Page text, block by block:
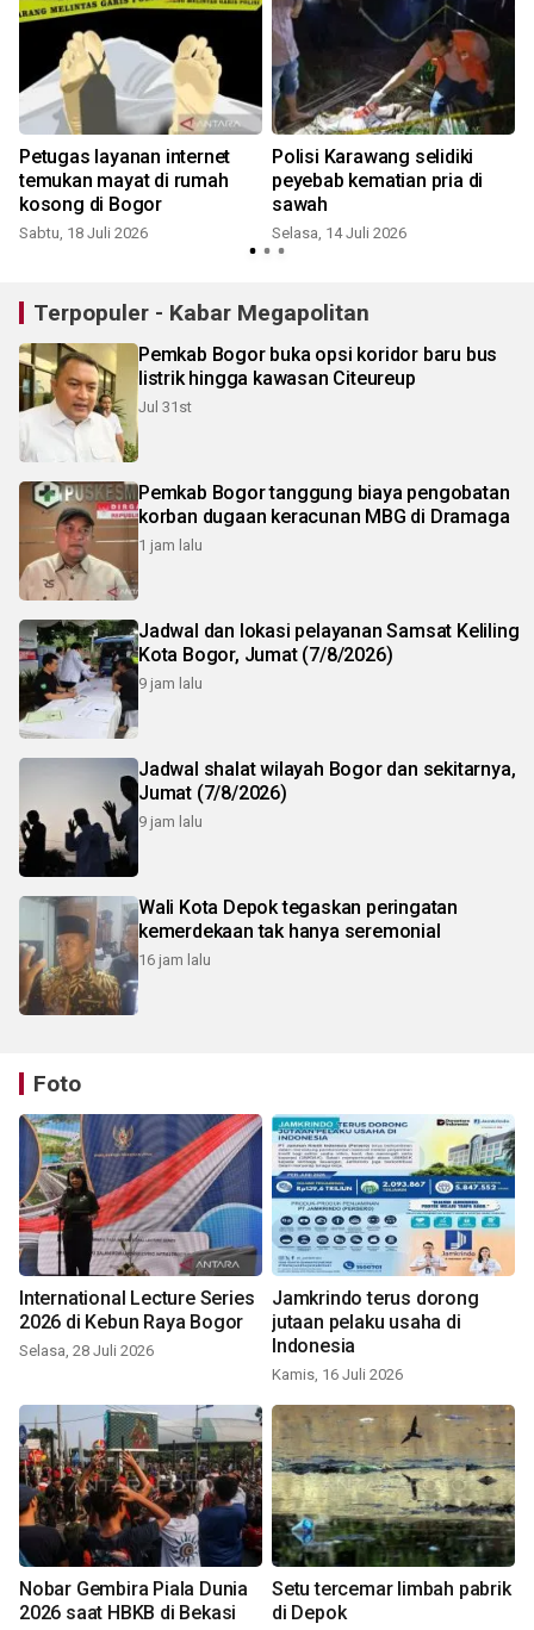
Petugas layanan internet
temukan mayat di rumah
kosong di Bogor
Sabtu, 18 Juli 2026
Polisi Karawang selidiki
peyebab kematian pria di
sawah
Selasa, 14 Juli 2026
Terpopuler - Kabar Megapolitan
Pemkab Bogor buka opsi koridor baru bus
listrik hingga kawasan Citeureup
Jul 31st
Pemkab Bogor tanggung biaya pengobatan
korban dugaan keracunan MBG di Dramaga
1 jam lalu
Jadwal dan lokasi pelayanan Samsat Keliling
Kota Bogor, Jumat (7/8/2026)
9 jam lalu
Jadwal shalat wilayah Bogor dan sekitarnya,
Jumat (7/8/2026)
9 jam lalu
Wali Kota Depok tegaskan peringatan
kemerdekaan tak hanya seremonial
16 jam lalu
Foto
International Lecture Series
2026 di Kebun Raya Bogor
Selasa, 28 Juli 2026
Jamkrindo terus dorong
jutaan pelaku usaha di
Indonesia
Kamis, 16 Juli 2026
Nobar Gembira Piala Dunia
2026 saat HBKB di Bekasi
Setu tercemar limbah pabrik
di Depok